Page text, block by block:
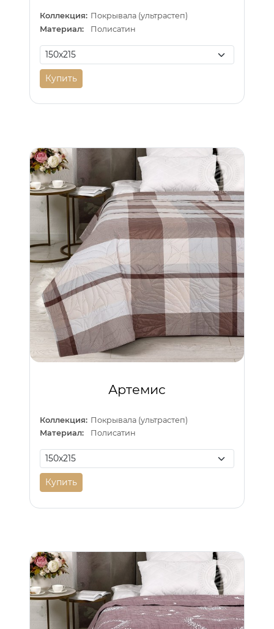
Коллекция: Покрывала (ультрастеп)
Материал:
Полисатин
Купить
Артемис
Коллекция: Покрывала (ультрастеп)
Материал:
Полисатин
Купить